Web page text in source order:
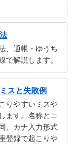
、通帳・ゆうち
で解説します。
スと失敗例
りやすいミスや
ます。名称とコ
、カナ入力形式
登録で起こりや